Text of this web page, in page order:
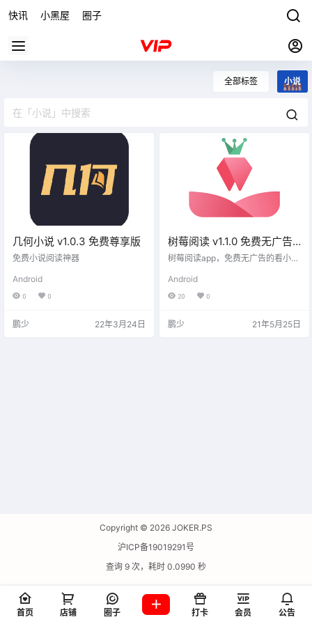
快讯 小黑屋 圈子
全部标签 小说
几何小说 v1.0.3 免费尊享版
免费小说阅读神器
Android
0 0
鹏少 22年3月24日
树莓阅读 v1.1.0 免费无广告
的全网小说阅读器
树莓阅读app，免费无广告的看小说
置1000+个优质书源可自定义管
理，拥有强大的智能搜索功能，可
美观。
Android
20 0
鹏少 21年5月25日
Copyright © 2026 JOKER.PS
沪ICP备19019291号
查询 9 次，耗时 0.0990 秒
首页 店铺 圈子 打卡 会员 公告